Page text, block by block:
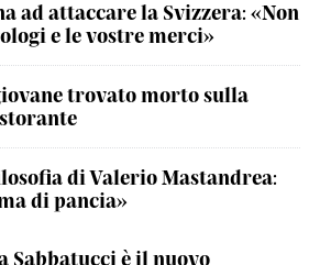
ad attaccare la Svizzera: «Non
e le vostre merci»
trovato morto sulla
di Valerio Mastandrea:
di pancia»
Sabbatucci è il nuovo